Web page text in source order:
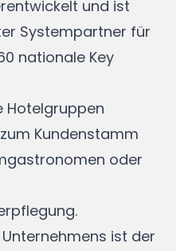
und ist
Systempartner für
nationale Key
Hotelgruppen
Kundenstamm
oder
ist der